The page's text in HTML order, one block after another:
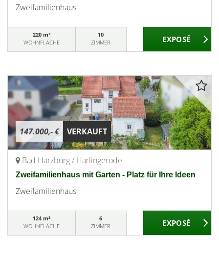
Zweifamilienhaus
220 m²
WOHNFLÄCHE
10
ZIMMER
147.000,- € VERKAUFT
Bad Harzburg / Harlingerode
Zweifamilienhaus mit Garten - Platz für Ihre Ideen
Zweifamilienhaus
124 m²
WOHNFLÄCHE
6
ZIMMER